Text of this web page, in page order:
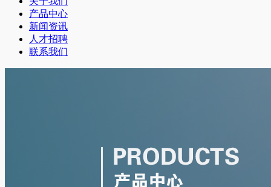
产品中心
新闻资讯
人才招聘
联系我们